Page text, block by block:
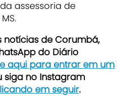
assessoria de
notícias de Corumbá,
do Diário
aqui para entrar em um
siga no Instagram
em seguir.